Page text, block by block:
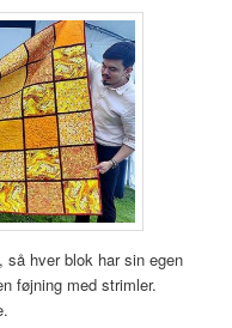
hver blok har sin egen
føjning med strimler.